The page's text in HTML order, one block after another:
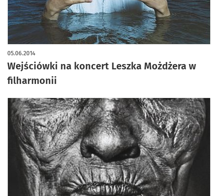
Wejściówki na koncert Leszka Możdżera w
filharmonii
05.06.2014